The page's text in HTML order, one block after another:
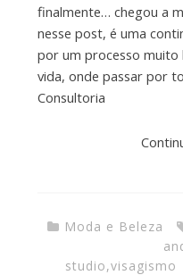
finalmente… chegou a
nesse post, é uma
por um processo muito
vida, onde passar por
Consultoria
Moda e Beleza
studio,visagismo